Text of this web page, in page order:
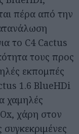
πέρα από την
το C4 Cactus
τους προς
εκπομπές
1.6 BlueHDi
χαμηλές
χάρη στον
συγκεκριμένες